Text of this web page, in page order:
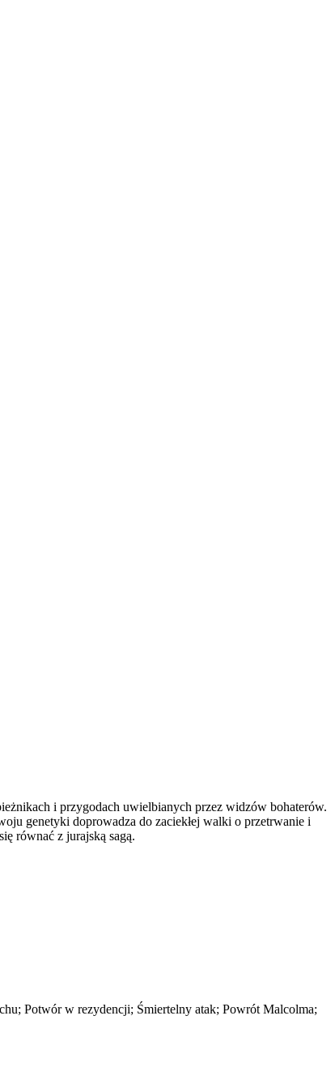
i przygodach uwielbianych przez widzów bohaterów.
genetyki doprowadza do zaciekłej walki o przetrwanie i
równać z jurajską sagą.
Potwór w rezydencji; Śmiertelny atak; Powrót Malcolma;